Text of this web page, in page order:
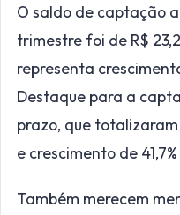
O saldo de captação
trimestre foi de R$
representa
Destaque para a
prazo, que totalizaram
e crescimento de
Também merecem